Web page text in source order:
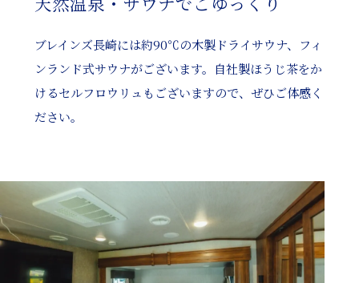
ブレインズ長崎には約90℃の木製ドライサウナ、フィ
ンランド式サウナがございます。自社製ほうじ茶をか
けるセルフロウリュもございますので、ぜひご体感く
ださい。